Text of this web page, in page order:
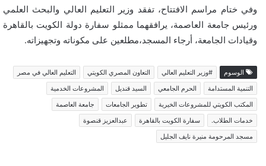
وفي ختام مراسم الافتتاح، تفقد وزير التعليم العالي والبحث العلمي
ورئيس جامعة العاصمة، يرافقهما ممثلو سفارة دولة الكويت بالقاهرة
وقيادات الجامعة، أرجاء المسجد،مطلعين على مكوناته وتجهيزاته.
الوسوم #وزير التعليم العالي التعاون المصري الكويتي
التعليم العالي في مصر
التنمية المستدامة
الحرم الجامعي السيد قنديل
المشروعات الخدمية
المكتب الكويتي للمشروعات الخيرية
تطوير الجامعات
جامعة العاصمة
خدمات الطلاب.
سفارة الكويت بالقاهرة
عبدالعزيز قنصوة
مسجد المرحومة منيرة نايف الجليل